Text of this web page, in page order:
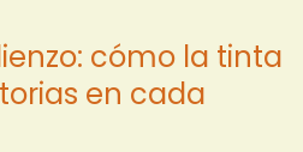
cómo la tinta
en cada